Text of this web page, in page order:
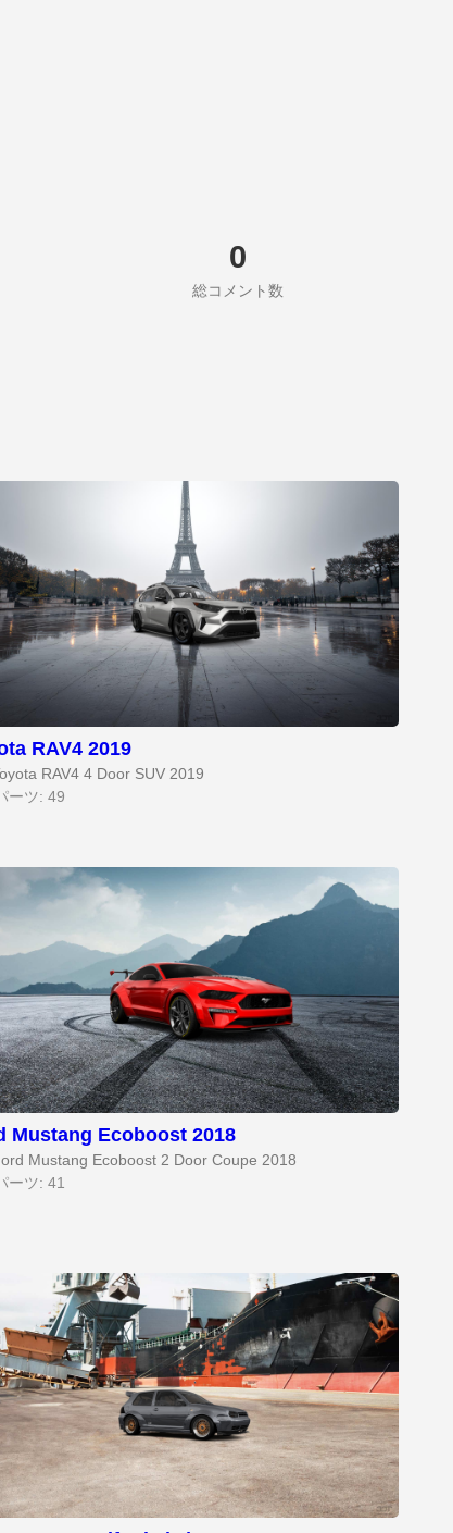
0
総コメント数
RAV4 2019
RAV4 4 Door SUV 2019
ーツ: 49
Mustang Ecoboost 2018
Mustang Ecoboost 2 Door Coupe 2018
ーツ: 41